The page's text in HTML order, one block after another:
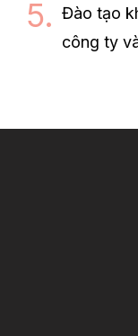
Đào tạo
công ty